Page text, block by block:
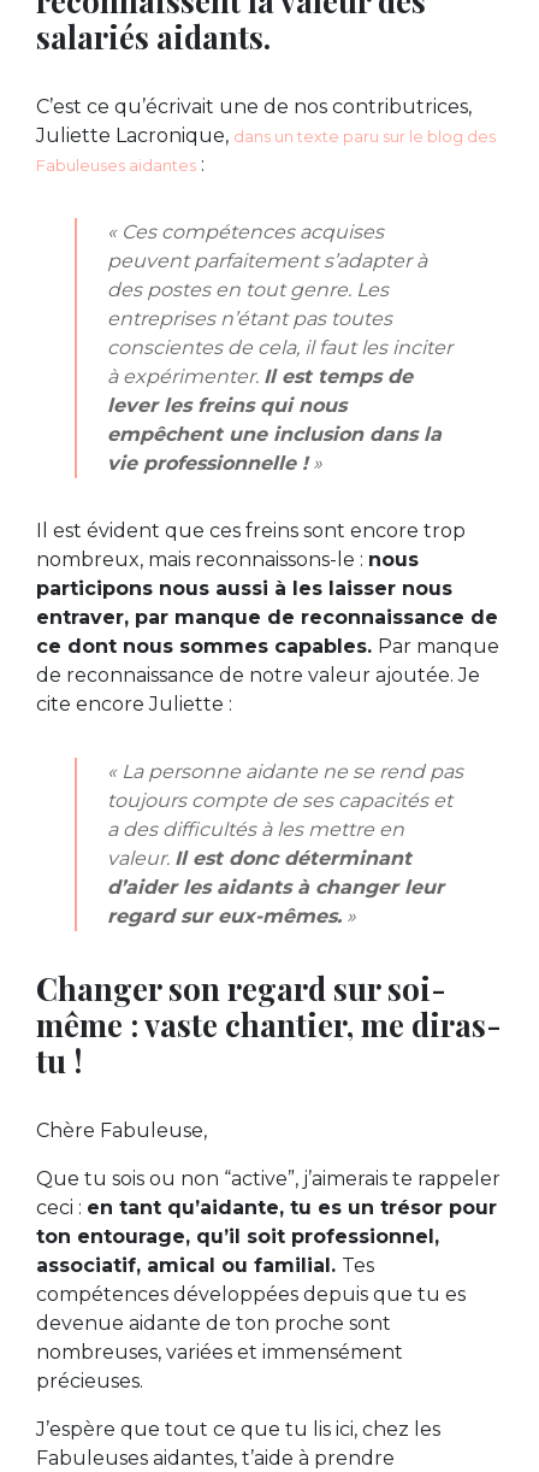
salariés aidants.
C’est ce qu’écrivait une de nos contributrices,
Juliette Lacronique, dans un texte paru sur le blog des
Fabuleuses aidantes :
« Ces compétences acquises
peuvent parfaitement s’adapter à
des postes en tout genre. Les
entreprises n’étant pas toutes
conscientes de cela, il faut les inciter
à expérimenter. Il est temps de
lever les freins qui nous
empêchent une inclusion dans la
vie professionnelle !»
Il est évident que ces freins sont encore trop
nombreux, mais reconnaissons-le : nous
participons nous aussi à les laisser nous
entraver, par manque de reconnaissance de
ce dont nous sommes capables. Par manque
de reconnaissance de notre valeur ajoutée. Je
cite encore Juliette :
« La personne aidante ne se rend pas
toujours compte de ses capacités et
a des difficultés à les mettre en
valeur. Il est donc déterminant
d’aider les aidants à changer leur
regard sur eux-mêmes. »
Changer son regard sur soi-
même : vaste chantier, me diras-
tu !
Chère Fabuleuse,
Que tu sois ou non “active”, j’aimerais te rappeler
ceci : en tant qu’aidante, tu es un trésor pour
ton entourage, qu’il soit professionnel,
associatif, amical ou familial. Tes
compétences développées depuis que tu es
devenue aidante de ton proche sont
nombreuses, variées et immensément
précieuses.
J’espère que tout ce que tu lis ici, chez les
Fabuleuses aidantes, t’aide à prendre